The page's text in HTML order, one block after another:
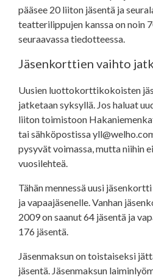
pääsee 20 liiton jäsentä ja
teatterilippujen kanssa on noin
seuraavassa tiedotteessa.
Jäsenkorttien vaihto
Uusien luottokorttikokoisten
jatketaan syksyllä. Jos haluat
liiton toimistoon
tai sähköpostissa
pysyvät voimassa, mutta niihin
vuosilehteä.
Tähän mennessä uusi
ja vapaajäsenelle. Vanhan
2009 on saanut 64 jäsentä ja
176 jäsentä.
Jäsenmaksun on toistaiseksi
jäsentä. Jäsenmaksun